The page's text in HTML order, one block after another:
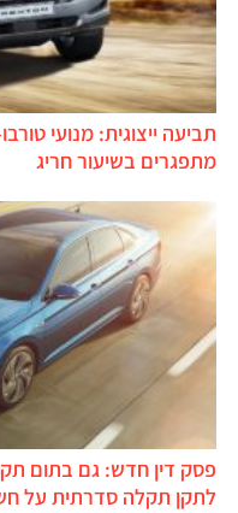
תביעה ייצוגית: מנועי
מתפגרים בשיעור חריג
פסק דין חדש: גם בתום
לתקן תקלה סדרתית על